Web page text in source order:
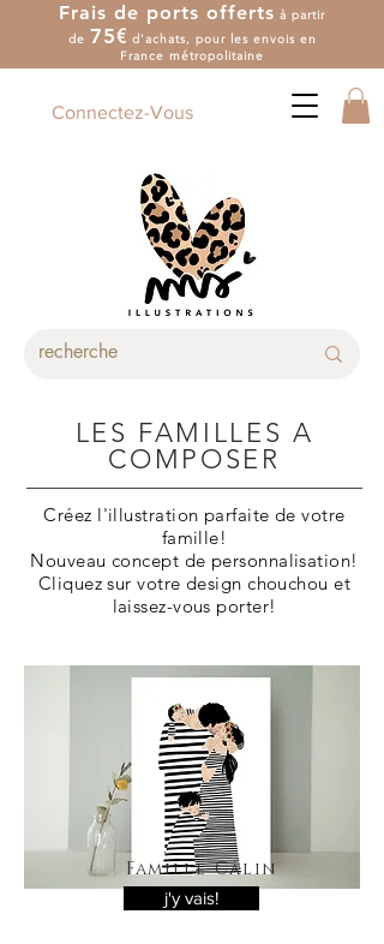
Frais de ports offerts à partir
de 75€ d'achats, pour les envois en
France métropolitaine
Connectez-Vous
LES FAMILLES A
COMPOSER
Créez l'illustration parfaite de votre
famille!
Nouveau concept de personnalisation!
Cliquez sur votre design chouchou et
laissez-vous porter!
Famille Câlin
j'y vais!